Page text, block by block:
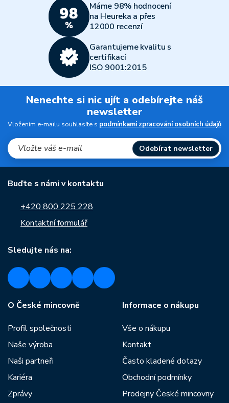
Máme 98% hodnocení
na Heureka a přes
12000 recenzí
Garantujeme kvalitu s
certifikací
ISO 9001:2015
Nenechte si nic ujít a odebírejte náš
newsletter
Vložením e-mailu souhlasíte s podmínkami zpracování osobních údajů
Odebírat newsletter
Buďte s námi v kontaktu
+420 800 225 228
Kontaktní formulář
Sledujte nás na:
O České mincovně
Profil společnosti
Naše výroba
Naši partneři
Kariéra
Zprávy
Informace o nákupu
Vše o nákupu
Kontakt
Často kladené dotazy
Obchodní podmínky
Prodejny České mincovny